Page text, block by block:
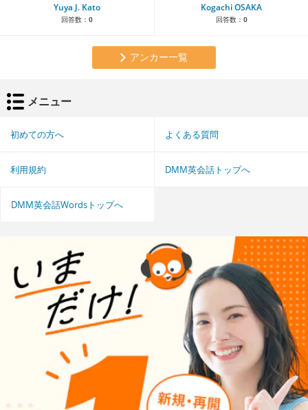
Yuya J. Kato
回答数： 0
Kogachi OSAKA
回答数： 0
アンカー一覧
メニュー
初めての方へ よくある質問
利用規約 DMM英会話トップへ
DMM英会話Wordsトップへ